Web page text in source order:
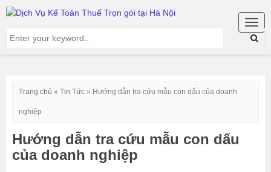
Trang chủ » Tin Tức » Hướng dẫn tra cứu mẫu con dấu của doanh
nghiệp
Hướng dẫn tra cứu mẫu con dấu
của doanh nghiệp